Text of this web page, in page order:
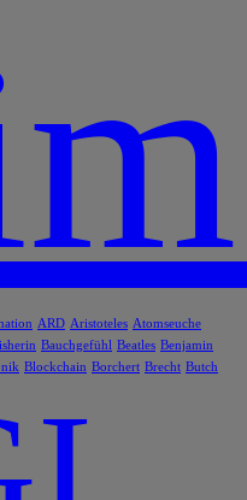
ARD Aristoteles Atomseuche
Bauchgefühl Beatles Benjamin
Blockchain Borchert Brecht Butch